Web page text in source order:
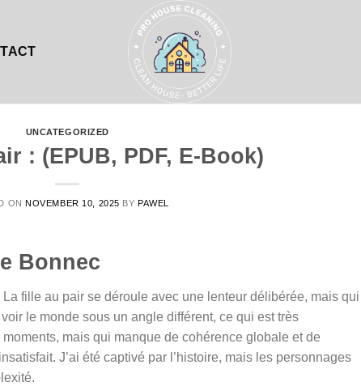
UNCATEGORIZED
: (EPUB, PDF, E-Book)
ONNOVEMBER 10, 2025 BYPAWEL
Bonnec
fille au pair se déroule avec une lenteur délibérée, mais
le monde sous un angle différent, ce qui est très
mais qui manque de cohérence globale et de
J’ai été captivé par l’histoire, mais les personnages